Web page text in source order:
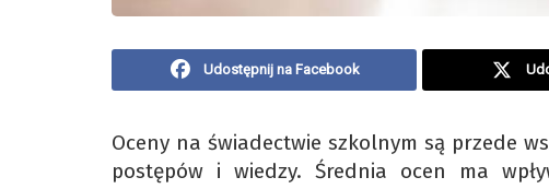
Udostępnij na Facebook
Oceny na świadectwie szkolnym są przede
postępów i wiedzy. Średnia ocen ma